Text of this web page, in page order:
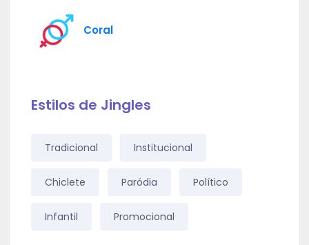
Coral
Estilos de Jingles
Tradicional Institucional
Chiclete Paródia Político
Infantil Promocional